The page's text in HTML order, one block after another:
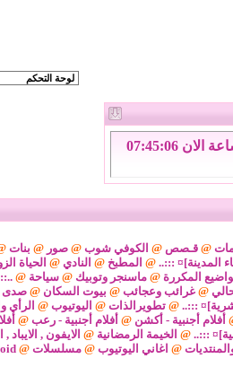
الاثنين 10 من اغسطس 2026 , الساعة الان 07:45:07
@قـصص @ الكوفي شوب @صور @ بنات
المدينة]¤ :::.. @ المطبخ @ النادي @ الحياة
المكررة @ ماسنجر وتوبيك @ سياحة @
@ غرائب وعجائب @ بيوت السكان @ صدى
:::..
@ تطويرالذات @ اليوتيوب @ الرأي
أفلام أجنبية - أكشن @ أفلام أجنبية - رعب @
:::..
@ الخيمة الرمضانية @ الايفون , الايباد ,
@ اغاني اليوتيوب @مسلسلات @